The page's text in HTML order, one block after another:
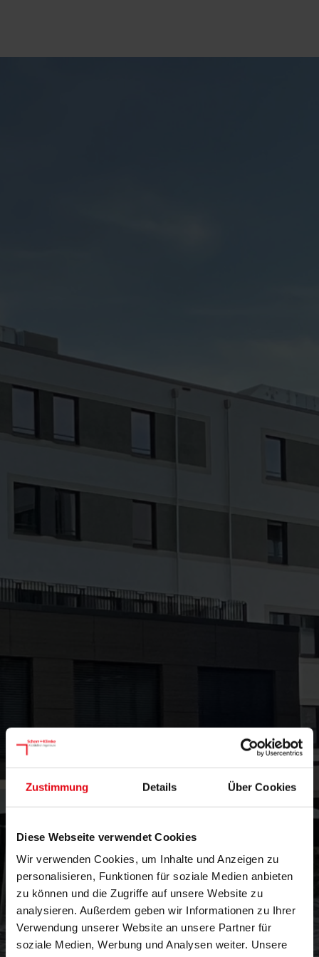
Zustimmung Details Über Cookies
Diese Webseite verwendet Cookies
Wir verwenden Cookies, um Inhalte und Anzeigen zu
personalisieren, Funktionen für soziale Medien anbieten
zu können und die Zugriffe auf unsere Website zu
analysieren. Außerdem geben wir Informationen zu Ihrer
Verwendung unserer Website an unsere Partner für
soziale Medien, Werbung und Analysen weiter. Unsere